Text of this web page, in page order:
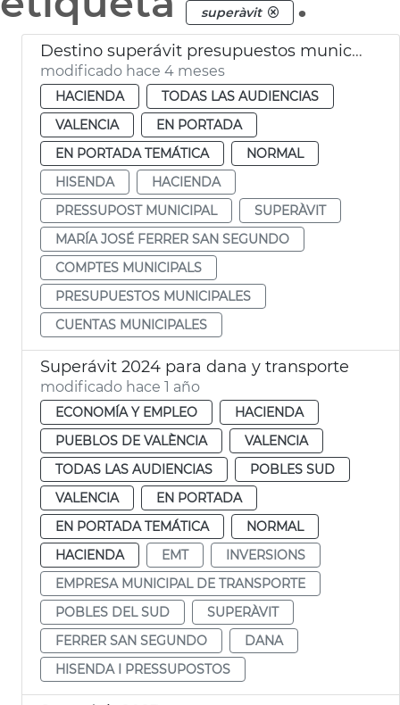
superàvit
Destino superávit presupuestos municipales 2025 València
modificado hace 4 meses
HACIENDA
TODAS LAS AUDIENCIAS
VALENCIA
EN PORTADA
EN PORTADA TEMÁTICA
NORMAL
HISENDA
HACIENDA
PRESSUPOST MUNICIPAL
SUPERÀVIT
MARÍA JOSÉ FERRER SAN SEGUNDO
COMPTES MUNICIPALS
PRESUPUESTOS MUNICIPALES
CUENTAS MUNICIPALES
Superávit 2024 para dana y transporte
modificado hace 1 año
ECONOMÍA Y EMPLEO
HACIENDA
PUEBLOS DE VALÈNCIA
VALENCIA
TODAS LAS AUDIENCIAS
POBLES SUD
VALENCIA
EN PORTADA
EN PORTADA TEMÁTICA
NORMAL
HACIENDA
EMT
INVERSIONS
EMPRESA MUNICIPAL DE TRANSPORTE
POBLES DEL SUD
SUPERÀVIT
FERRER SAN SEGUNDO
DANA
HISENDA I PRESSUPOSTOS